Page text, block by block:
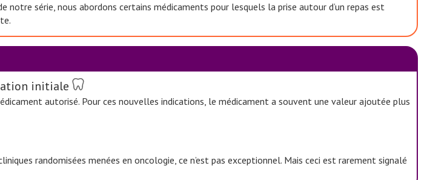
série, nous abordons certains médicaments pour lesquels la prise autour d’un repas est
initiale
autorisé. Pour ces nouvelles indications, le médicament a souvent une valeur ajoutée plus
randomisées menées en oncologie, ce n’est pas exceptionnel. Mais ceci est rarement signalé